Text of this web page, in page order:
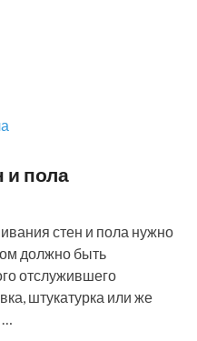
и пола
стен и пола нужно
должно быть
отслужившего
штукатурка или же
…